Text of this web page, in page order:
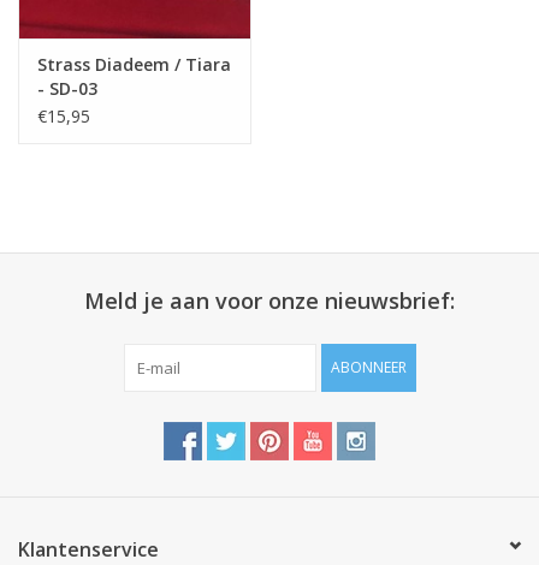
Strass Diadeem / Tiara
- SD-03
€15,95
Meld je aan voor onze nieuwsbrief:
ABONNEER
Klantenservice